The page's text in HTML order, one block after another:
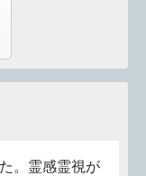
。霊感霊視が